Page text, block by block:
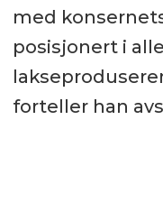
med
posisjonert i
forteller han